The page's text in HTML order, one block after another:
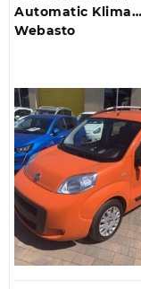
Automatic Klima
Webasto